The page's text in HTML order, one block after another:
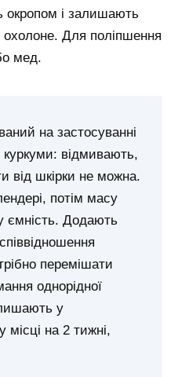
окропом і залишають
охолоне. Для поліпшення
мед.
на застосуванні
куркуми: відмивають,
від шкірки не можна.
потім масу
ємність. Додають
перемішати
однорідної
у
на 2 тижні,